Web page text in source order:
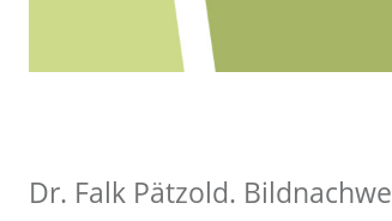
Dr. Falk Pätzold.